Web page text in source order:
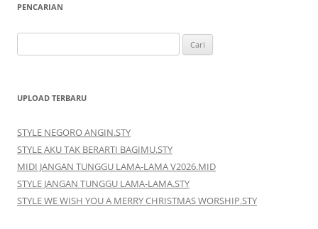
PENCARIAN
untuk:
UPLOAD TERBARU
STYLE NEGORO ANGIN.STY
STYLE AKU TAK BERARTI BAGIMU.STY
MIDI JANGAN TUNGGU LAMA-LAMA V2026.MID
STYLE JANGAN TUNGGU LAMA-LAMA.STY
STYLE WE WISH YOU A MERRY CHRISTMAS WORSHIP.STY